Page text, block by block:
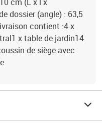
dossier (angle) : 63,5
contient :4 x
x table de jardin14
de siège avec